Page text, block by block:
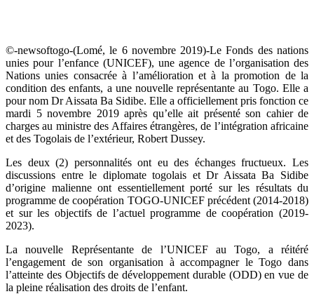
©-newsoftogo-(Lomé, le 6 novembre 2019)-Le Fonds des nations
unies pour l’enfance (UNICEF), une agence de l’organisation des
Nations unies consacrée à l’amélioration et à la promotion de la
condition des enfants, a une nouvelle représentante au Togo. Elle a
pour nom Dr Aissata Ba Sidibe. Elle a officiellement pris fonction ce
mardi 5 novembre 2019 après qu’elle ait présenté son cahier de
charges au ministre des Affaires étrangères, de l’intégration africaine
et des Togolais de l’extérieur, Robert Dussey.
Les deux (2) personnalités ont eu des échanges fructueux. Les
discussions entre le diplomate togolais et Dr Aissata Ba Sidibe
d’origine malienne ont essentiellement porté sur les résultats du
programme de coopération TOGO-UNICEF précédent (2014-2018)
et sur les objectifs de l’actuel programme de coopération (2019-
2023).
La nouvelle Représentante de l’UNICEF au Togo, a réitéré
l’engagement de son organisation à accompagner le Togo dans
l’atteinte des Objectifs de développement durable (ODD) en vue de
la pleine réalisation des droits de l’enfant.